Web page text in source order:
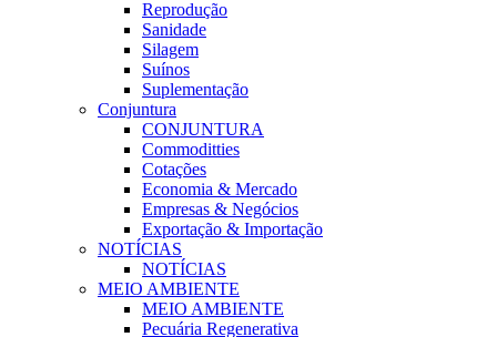
Reprodução
Sanidade
Silagem
Suínos
Suplementação
Conjuntura
CONJUNTURA
Commoditties
Cotações
Economia & Mercado
Empresas & Negócios
Exportação & Importação
NOTÍCIAS
NOTÍCIAS
MEIO AMBIENTE
MEIO AMBIENTE
Pecuária Regenerativa